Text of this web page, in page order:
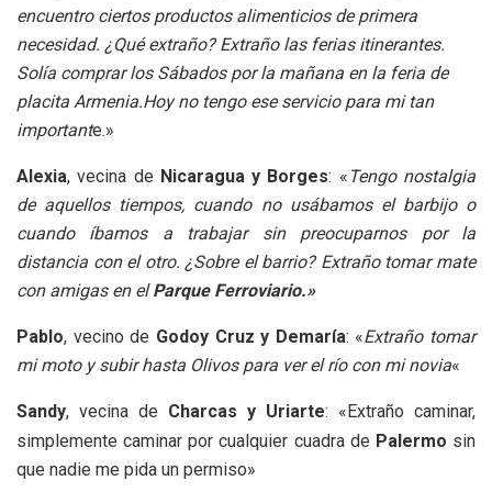
encuentro ciertos productos alimenticios de primera
necesidad. ¿Qué extraño? Extraño las ferias itinerantes.
Solía comprar los Sábados por la mañana en la feria de
placita Armenia.Hoy no tengo ese servicio para mi tan
importante.»
Alexia, vecina de Nicaragua y Borges: « Tengo nostalgia
de aquellos tiempos, cuando no usábamos el barbijo o
cuando íbamos a trabajar sin preocuparnos por la
distancia con el otro. ¿Sobre el barrio? Extraño tomar mate
con amigas en elParque Ferroviario.»
Pablo, vecino de Godoy Cruz y Demaría: «Extraño tomar
mi moto y subir hasta Olivos para ver el río con mi novia«
Sandy, vecina de Charcas y Uriarte: «Extraño caminar,
simplemente caminar por cualquier cuadra de Palermo sin
que nadie me pida un permiso»